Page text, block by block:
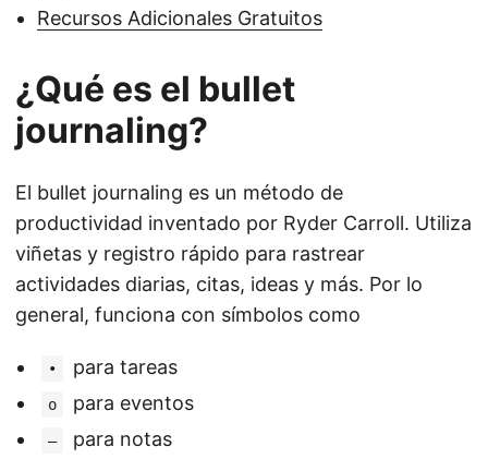
Recursos Adicionales Gratuitos
¿Qué es el bullet
journaling?
El bullet journaling es un método de
productividad inventado por Ryder Carroll. Utiliza
viñetas y registro rápido para rastrear
actividades diarias, citas, ideas y más. Por lo
general, funciona con símbolos como
• para tareas
o para eventos
– para notas